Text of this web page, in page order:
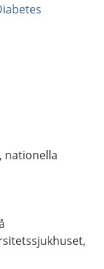
nationella